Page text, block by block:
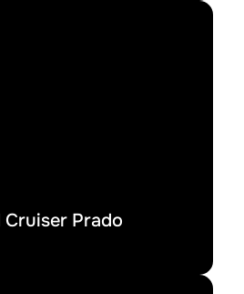
Prado